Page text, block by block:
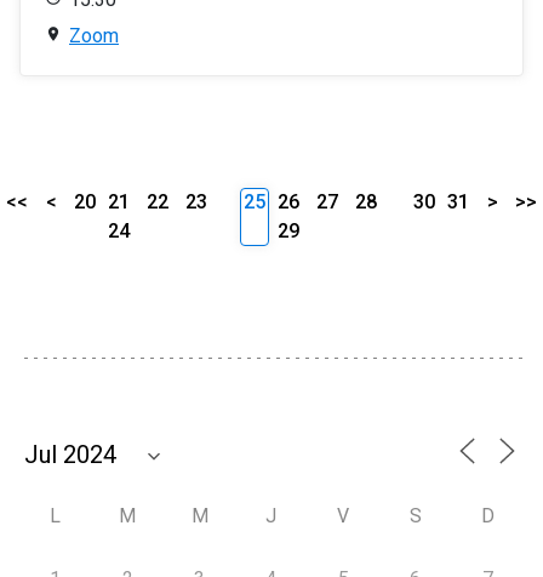
Zoom
<< < 20 21 22
23
24
25 26 27
28
29
30 31 > >>
L M M J V S D